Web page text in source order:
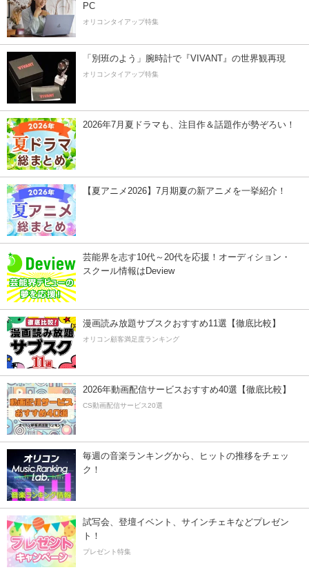
PC
オリコンタイアップ特集
「別班のよう」腕時計で『VIVANT』の世界観再現
オリコンタイアップ特集
2026年7月夏ドラマも、注目作＆話題作が勢ぞろい！
【夏アニメ2026】7月期夏の新アニメを一挙紹介！
芸能界を志す10代～20代を応援！オーディション・
スクール情報はDeview
漫画読み放題サブスクおすすめ11選【徹底比較】
オリコン顧客満足度ランキング
2026年動画配信サービスおすすめ40選【徹底比較】
CS動画配信サービス20選
毎週の音楽ランキングから、ヒットの推移をチェッ
ク！
試写会、登壇イベント、サインチェキなどプレゼン
ト！
プレゼント特集